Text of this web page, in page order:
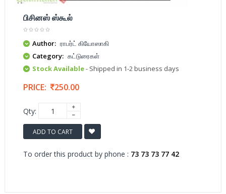
பிசினஸ் ஸ்கூல்
Author: ராபர்ட் கியோஸாகி
Category: கட்டுரைகள்
Stock Available- Shipped in 1-2 business days
PRICE: 250.00
Qty:
ADD TO CART
To order this product by phone : 73 73 73 77 42